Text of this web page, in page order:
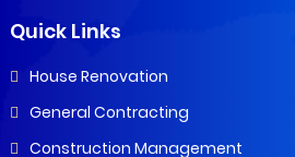
Quick Links
House Renovation
General Contracting
Construction Management